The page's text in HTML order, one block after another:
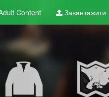
Content Завантажити